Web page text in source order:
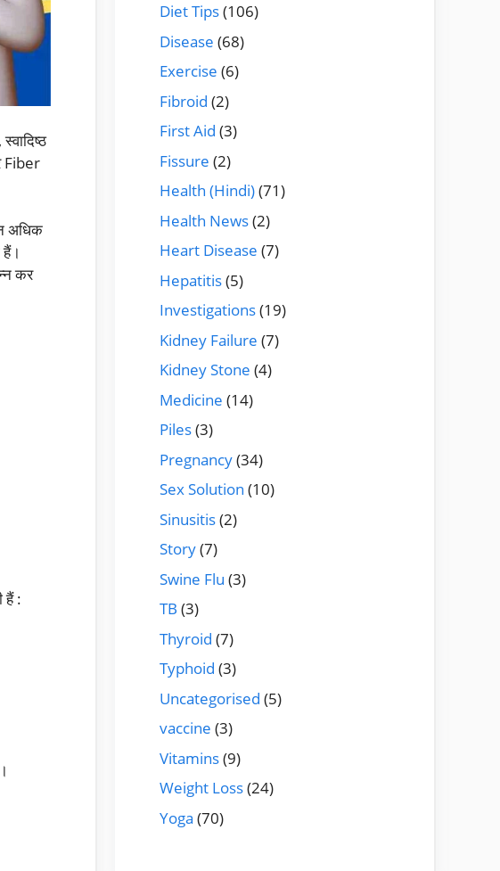
Fiber
अधिक
कर
हैं :
Diet Tips(106)
Disease (68)
Exercise (6)
Fibroid (2)
First Aid (3)
Fissure (2)
Health (Hindi)(71)
Health News(2)
Heart Disease (7)
Hepatitis(5)
Investigations(19)
Kidney Failure (7)
Kidney Stone (4)
Medicine (14)
Piles(3)
Pregnancy(34)
Sex Solution (10)
Sinusitis(2)
Story(7)
Swine Flu (3)
TB (3)
Thyroid (7)
Typhoid (3)
Uncategorised (5)
vaccine (3)
Vitamins(9)
Weight Loss(24)
Yoga (70)